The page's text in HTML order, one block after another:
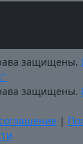
защищены.
защищены.
|